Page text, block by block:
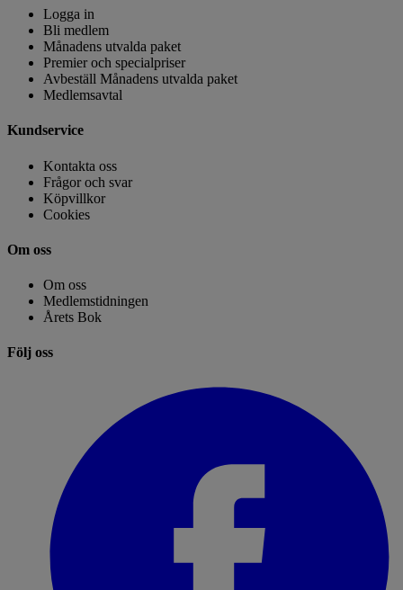
Logga in
Bli medlem
Månadens utvalda paket
Premier och specialpriser
Avbeställ Månadens utvalda paket
Medlemsavtal
Kundservice
Kontakta oss
Frågor och svar
Köpvillkor
Cookies
Om oss
Om oss
Medlemstidningen
Årets Bok
Följ oss